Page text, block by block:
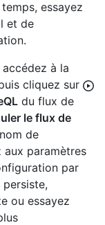
essayez
et de
à la
cliquez sur
du flux de
le flux de
de
aux paramètres
par
ou essayez